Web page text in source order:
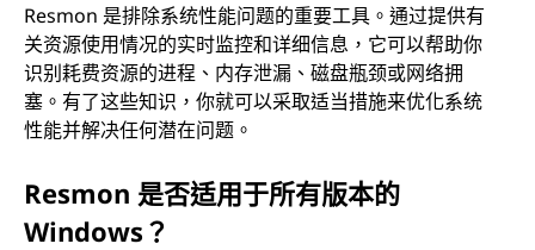
Resmon 是排除系统性能问题的重要工具。通过提供有
关资源使用情况的实时监控和详细信息，它可以帮助你
识别耗费资源的进程、内存泄漏、磁盘瓶颈或网络拥
塞。有了这些知识，你就可以采取适当措施来优化系统
性能并解决任何潜在问题。
Resmon 是否适用于所有版本的
Windows？